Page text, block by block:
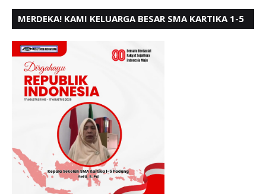
MERDEKA! KAMI KELUARGA BESAR SMA KARTIKA 1-5
BERSATU BERD